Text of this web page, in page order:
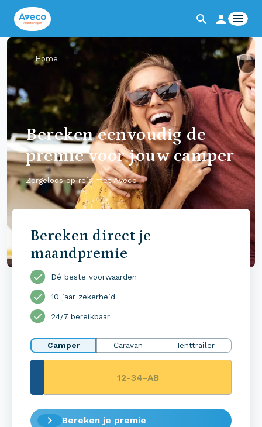
Home
Bereken eenvoudig de
premie voor jouw camper
Zorgeloos op reis met Aveco
Bereken direct je
maandpremie
Dé beste voorwaarden
10 jaar zekerheid
24/7 bereikbaar
Camper Caravan Tenttrailer
Bereken je premie